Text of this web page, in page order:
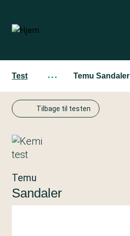
hovedindhold
Test ··· Temu Sandaler
Tilbage til testen
Temu
Sandaler